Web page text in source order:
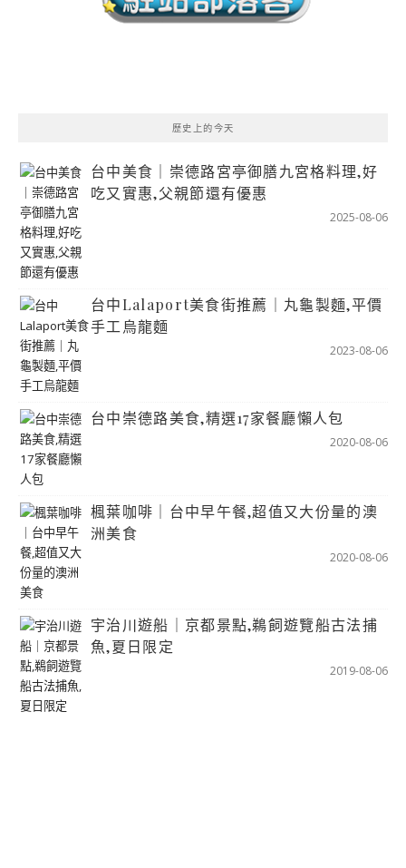
歷史上的今天
台中美食｜崇德路宮亭御膳九宮格料理,好
吃又實惠,父親節還有優惠
2025-08-06
台中Lalaport美食街推薦｜丸龜製麵,平價
手工烏龍麵
2023-08-06
台中崇德路美食,精選17家餐廳懶人包
2020-08-06
楓葉咖啡｜台中早午餐,超值又大份量的澳
洲美食
2020-08-06
宇治川遊船｜京都景點,鵜飼遊覽船古法捕
魚,夏日限定
2019-08-06